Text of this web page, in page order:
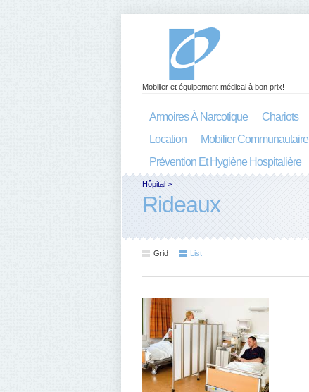
Mobilier et équipement médical à bon prix!
Armoires À Narcotique Chariots
Location
Mobilier Communautaire
Prévention Et Hygiène Hospitalière
Hôpital >
Rideaux
Grid List